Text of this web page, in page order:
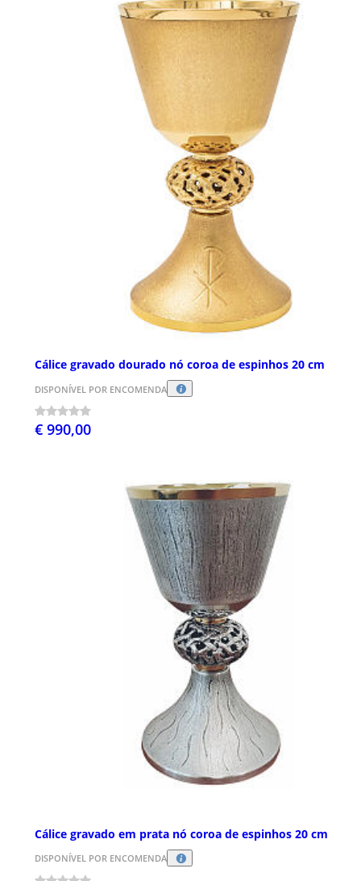
Cálice gravado dourado nó coroa de espinhos 20 cm
DISPONÍVEL POR ENCOMENDA
€ 990,00
Cálice gravado em prata nó coroa de espinhos 20 cm
DISPONÍVEL POR ENCOMENDA